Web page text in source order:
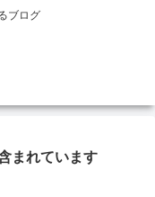
ブログ
まれています